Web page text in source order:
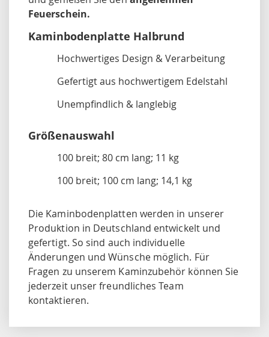
Feuerschein.
Kaminbodenplatte Halbrund
Hochwertiges Design & Verarbeitung
Gefertigt aus hochwertigem Edelstahl
Unempfindlich & langlebig
Größenauswahl
100 breit; 80 cm lang; 11 kg
100 breit; 100 cm lang; 14,1 kg
Die Kaminbodenplatten werden in unserer
Produktion in Deutschland entwickelt und
gefertigt. So sind auch individuelle
Änderungen und Wünsche möglich. Für
Fragen zu unserem Kaminzubehör können Sie
jederzeit unser freundliches Team
kontaktieren.